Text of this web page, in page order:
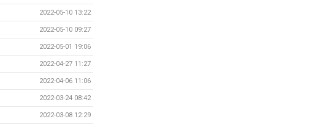
2022-05-10 13:22
2022-05-10 09:27
2022-05-01 19:06
2022-04-27 11:27
2022-04-06 11:06
2022-03-24 08:42
2022-03-08 12:29